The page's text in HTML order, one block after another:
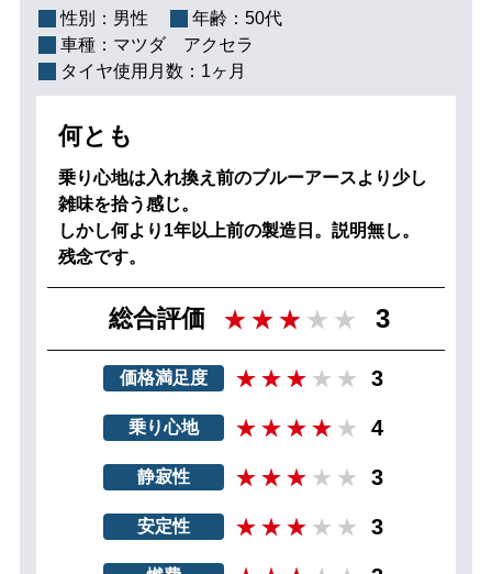
性別： 男性 年齢： 50代
車種： マツダ アクセラ
タイヤ使用月数： 1ヶ月
何とも
乗り心地は入れ換え前のブルーアースより少し
雑味を拾う感じ。
しかし何より1年以上前の製造日。説明無し。
残念です。
総合評価 3
価格満足度 3
乗り心地 4
静寂性 3
安定性 3